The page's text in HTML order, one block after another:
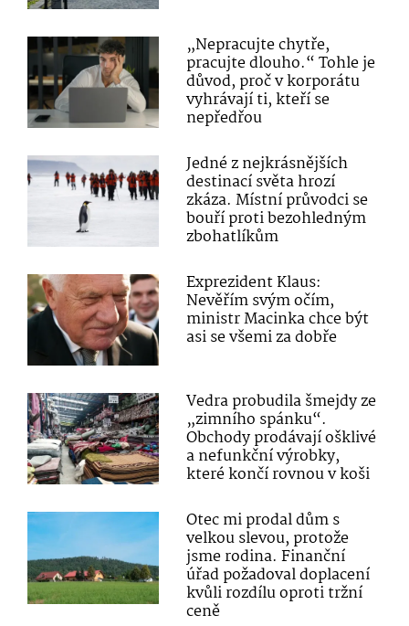
„Nepracujte chytře,
pracujte dlouho.“ Tohle je
důvod, proč v korporátu
vyhrávají ti, kteří se
nepředřou
Jedné z nejkrásnějších
destinací světa hrozí
zkáza. Místní průvodci se
bouří proti bezohledným
zbohatlíkům
Exprezident Klaus:
Nevěřím svým očím,
ministr Macinka chce být
asi se všemi za dobře
Vedra probudila šmejdy ze
„zimního spánku“.
Obchody prodávají ošklivé
a nefunkční výrobky,
které končí rovnou v koši
Otec mi prodal dům s
velkou slevou, protože
jsme rodina. Finanční
úřad požadoval doplacení
kvůli rozdílu oproti tržní
ceně